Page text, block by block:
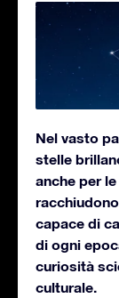
Nel vasto
stelle
anche per
capace di
di ogni
curiosità
culturale.